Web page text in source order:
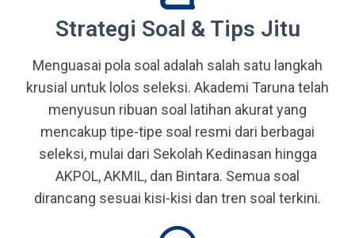
Abdi Negara, serta prajurit terbaik
bangsa.
Strategi Soal & Tips Jitu
Menguasai pola soal adalah salah satu langkah
krusial untuk lolos seleksi. Akademi Taruna telah
menyusun ribuan soal latihan akurat yang
mencakup tipe-tipe soal resmi dari berbagai
seleksi, mulai dari Sekolah Kedinasan hingga
AKPOL, AKMIL, dan Bintara. Semua soal
dirancang sesuai kisi-kisi dan tren soal terkini.